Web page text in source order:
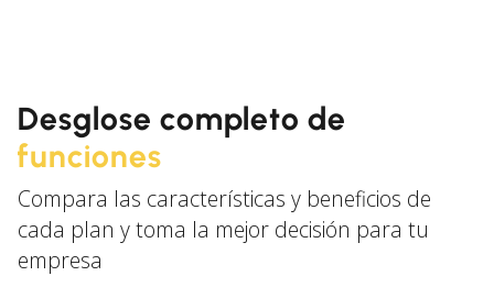
Desglose completo de
funciones
Compara las características y beneficios de
cada plan y toma la mejor decisión para tu
empresa